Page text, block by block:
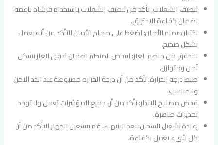
تنظيف الشعلات: تأكد من تنظيف الشعلات باستخدام فرشاة ناعمة
لضمان كفاءة الاحتراق.
اختبار صمام الأمان: اضغط على صمام الأمان للتأكد من أنه يعمل
بشكل صحيح.
التحقق من منظم الغاز: افحص المنظم لضمان تدفق الغاز بشكل
آمن ومتوازن.
ضبط درجة الحرارة: تأكد من أن درجة الحرارة مضبوطة عند الحد الآمن
والمناسب.
فحص مصابيح الإنذار: تأكد من أن جميع المؤشرات تعمل ولا توجد
تحذيرات ظاهرة.
إعادة تشغيل السخان: بعد الانتهاء، قم بتشغيل الجهاز للتأكد من أن
كل شيء يعمل بكفاءة.